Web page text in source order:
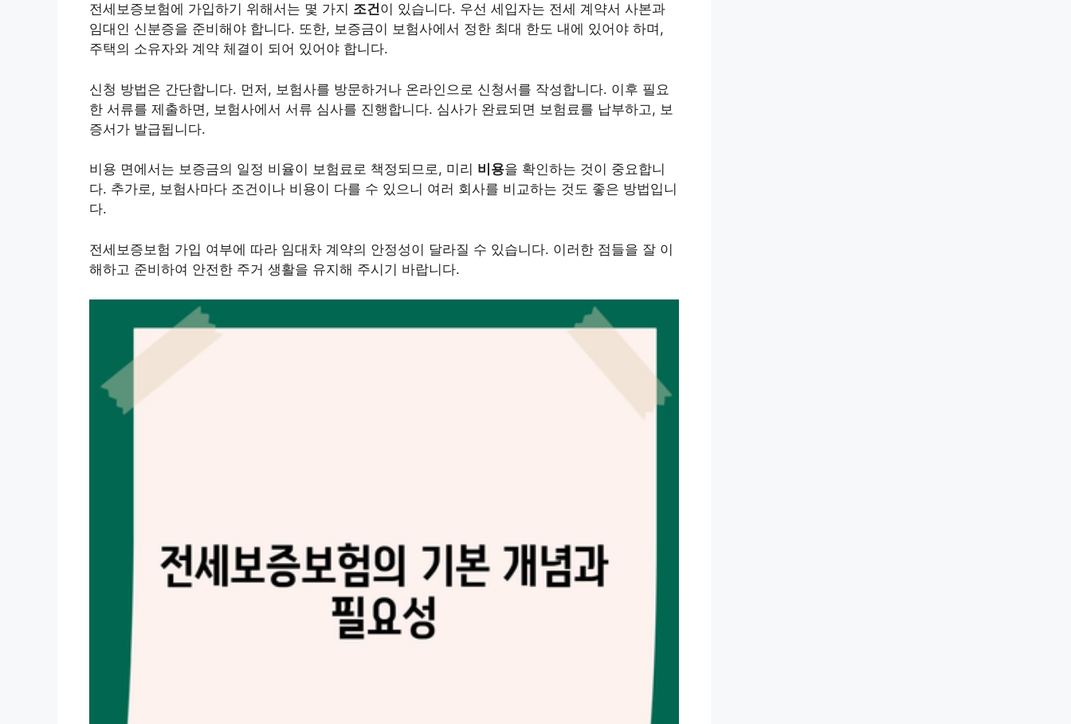
전세보증보험에 가입하기 위해서는 몇 가지 조건이 있습니다. 우선 세입자는 전세 계약서 사본과
임대인 신분증을 준비해야 합니다. 또한, 보증금이 보험사에서 정한 최대 한도 내에 있어야 하며,
주택의 소유자와 계약 체결이 되어 있어야 합니다.
신청 방법은 간단합니다. 먼저, 보험사를 방문하거나 온라인으로 신청서를 작성합니다. 이후 필요
한 서류를 제출하면, 보험사에서 서류 심사를 진행합니다. 심사가 완료되면 보험료를 납부하고, 보
증서가 발급됩니다.
비용 면에서는 보증금의 일정 비율이 보험료로 책정되므로, 미리 비용을 확인하는 것이 중요합니
다. 추가로, 보험사마다 조건이나 비용이 다를 수 있으니 여러 회사를 비교하는 것도 좋은 방법입니
다.
전세보증보험 가입 여부에 따라 임대차 계약의 안정성이 달라질 수 있습니다. 이러한 점들을 잘 이
해하고 준비하여 안전한 주거 생활을 유지해 주시기 바랍니다.